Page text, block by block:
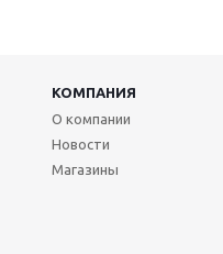
КОМПАНИЯ
О компании
Новости
Магазины